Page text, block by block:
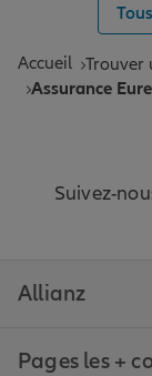
Accueil Trouver
Assurance
Suivez-
Allianz
Pages les +